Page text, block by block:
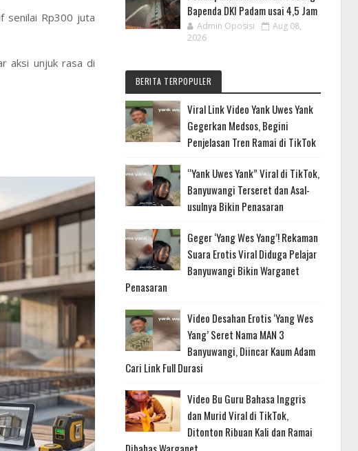
senilai Rp300 juta
aksi unjuk rasa di
Bapenda DKI Padam usai 4,5 Jam
Admin Oposisi
Aug 08,
2026
BERITA TERPOPULER
Viral Link Video Yank Uwes Yank
Gegerkan Medsos, Begini
Penjelasan Tren Ramai di TikTok
“Yank Uwes Yank” Viral di TikTok,
Banyuwangi Terseret dan Asal-
usulnya Bikin Penasaran
Geger ‘Yang Wes Yang’! Rekaman
Suara Erotis Viral Diduga Pelajar
Banyuwangi Bikin Warganet
Penasaran
Video Desahan Erotis ‘Yang Wes
Yang’ Seret Nama MAN 3
Banyuwangi, Diincar Kaum Adam
Cari Link Full Durasi
Video Bu Guru Bahasa Inggris
dan Murid Viral di TikTok,
Ditonton Ribuan Kali dan Ramai